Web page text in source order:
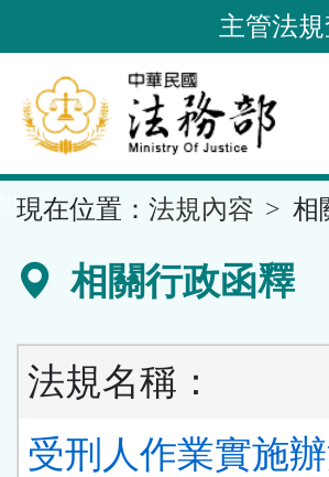
到
要
內
容
區
主管法
現在位置： 法規內容 相
相關行政函釋
法規名稱：
受刑人作業實施